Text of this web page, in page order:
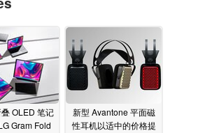
OLED 笔记
Gram Fold
新型 Avantone 平面磁
性耳机以适中的价格提